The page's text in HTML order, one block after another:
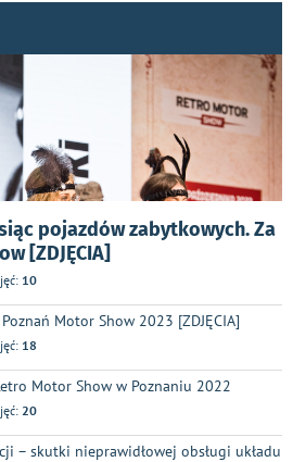
pojazdów zabytkowych. Za
[ZDJĘCIA]
10
Motor Show 2023 [ZDJĘCIA]
18
Motor Show w Poznaniu 2022
20
– skutki nieprawidłowej obsługi układu